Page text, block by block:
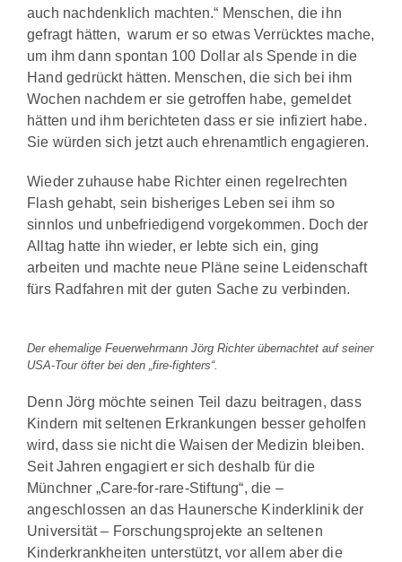
auch nachdenklich machten.“ Menschen, die ihn
gefragt hätten, warum er so etwas Verrücktes mache,
um ihm dann spontan 100 Dollar als Spende in die
Hand gedrückt hätten. Menschen, die sich bei ihm
Wochen nachdem er sie getroffen habe, gemeldet
hätten und ihm berichteten dass er sie infiziert habe.
Sie würden sich jetzt auch ehrenamtlich engagieren.
Wieder zuhause habe Richter einen regelrechten
Flash gehabt, sein bisheriges Leben sei ihm so
sinnlos und unbefriedigend vorgekommen. Doch der
Alltag hatte ihn wieder, er lebte sich ein, ging
arbeiten und machte neue Pläne seine Leidenschaft
fürs Radfahren mit der guten Sache zu verbinden.
Der ehemalige Feuerwehrmann Jörg Richter übernachtet auf seiner
USA-Tour öfter bei den „fire-fighters“.
Denn Jörg möchte seinen Teil dazu beitragen, dass
Kindern mit seltenen Erkrankungen besser geholfen
wird, dass sie nicht die Waisen der Medizin bleiben.
Seit Jahren engagiert er sich deshalb für die
Münchner „Care-for-rare-Stiftung“, die –
angeschlossen an das Haunersche Kinderklinik der
Universität – Forschungsprojekte an seltenen
Kinderkrankheiten unterstützt, vor allem aber die